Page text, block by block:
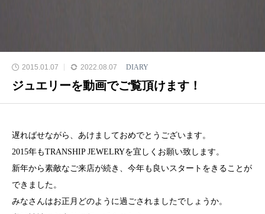
2015.01.07 2022.08.07 DIARY
ジュエリーを動画でご覧頂けます！
遅ればせながら、あけましておめでとうございます。
2015年もTRANSHIP JEWELRYを宜しくお願い致します。
新年から素敵なご来店が続き、今年も良いスタートをきることが
できました。
みなさんはお正月どのように過ごされましたでしょうか。